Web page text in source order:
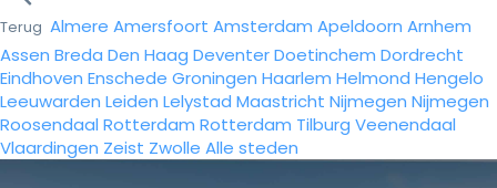
Terug Almere Amersfoort Amsterdam Apeldoorn Arnhem
Assen Breda Den Haag DeventerDoetinchem Dordrecht
Eindhoven Enschede Groningen Haarlem Helmond Hengelo
Leeuwarden Leiden Lelystad Maastricht Nijmegen Nijmegen
Roosendaal Rotterdam Rotterdam Tilburg Veenendaal
Vlaardingen Zeist Zwolle Alle steden